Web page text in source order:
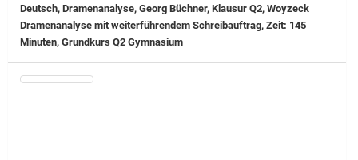
Deutsch, Dramenanalyse, Georg Büchner, Klausur Q2, Woyzeck
Dramenanalyse mit weiterführendem Schreibauftrag, Zeit: 145
Minuten, Grundkurs Q2 Gymnasium